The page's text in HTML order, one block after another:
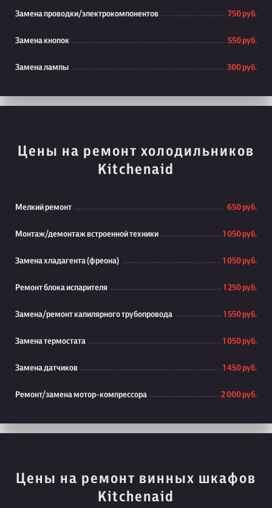
Замена проводки/электрокомпонентов 750 руб.
Замена кнопок 550 руб.
Замена лампы 300 руб.
Цены на ремонт холодильников
Kitchenaid
Мелкий ремонт 650 руб.
Монтаж/демонтаж встроенной техники 1 050 руб.
Замена хладагента (фреона) 1 050 руб.
Ремонт блока испарителя 1 250 руб.
Замена/ремонт капилярного трубопровода 1 550 руб.
Замена термостата 1 050 руб.
Замена датчиков 1 450 руб.
Ремонт/замена мотор-компрессора 2 000 руб.
Цены на ремонт винных шкафов
Kitchenaid